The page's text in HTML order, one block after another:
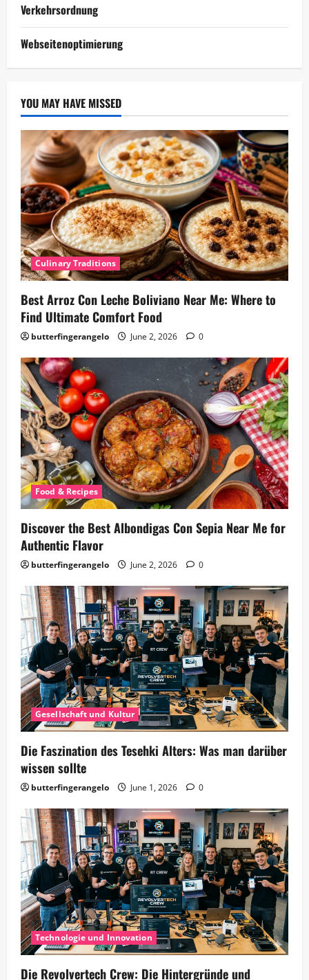
Verkehrsordnung
Webseitenoptimierung
YOU MAY HAVE MISSED
Culinary Traditions
Best Arroz Con Leche Boliviano Near Me: Where to
Find Ultimate Comfort Food
butterfingerangelo June 2, 2026 0
Food & Recipes
Discover the Best Albondigas Con Sepia Near Me for
Authentic Flavor
butterfingerangelo June 2, 2026 0
Gesellschaft und Kultur
Die Faszination des Tesehki Alters: Was man darüber
wissen sollte
butterfingerangelo June 1, 2026 0
Technologie und Innovation
Die Revolvertech Crew: Die Hintergründe und